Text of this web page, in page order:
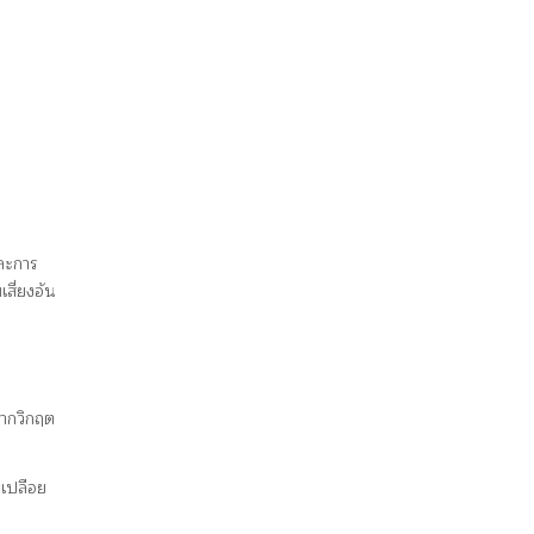
การ
สี่ยงอัน
วิกฤต
ปลือย